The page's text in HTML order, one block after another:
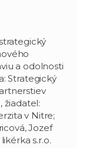
a odolnosti
Strategický
žiadatel:
v Nitre;
Jozef
s.r.o.